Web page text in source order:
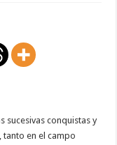
sucesivas conquistas y
en el campo